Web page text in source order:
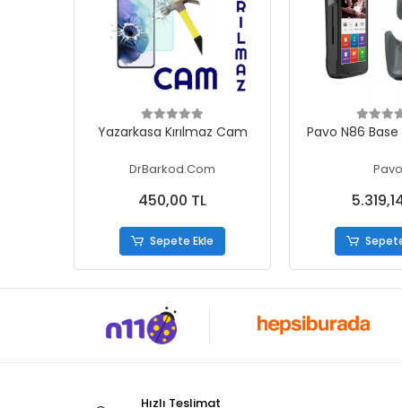
Sepete Ekle
Yazarkasa Kırılmaz Cam
DrBarkod.Com
450,00 TL
Sepete Ekle
Pavo N86
Pavo
Hızlı Teslimat